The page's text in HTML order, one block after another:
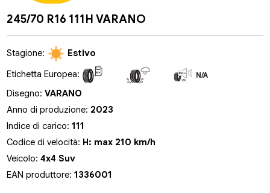
245/70 R16 111H VARANO
Stagione:
Estivo
Etichetta Europea:
N/A
Disegno:VARANO
Anno di produzione: 2023
Indice di carico:111
Codice di velocità: H: max 210 km/h
Veicolo:4x4 Suv
EAN produttore:1336001